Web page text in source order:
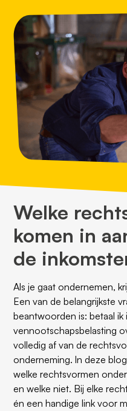
Welke
komen in
de
Als je gaat ondernemen,
Een van de belangrijkste
beantwoorden is: betaal
vennootschapsbelasting
volledig af van de
onderneming. ln deze
welke rechtsvormen
en welke niet. Bij elke
én een handige link voor